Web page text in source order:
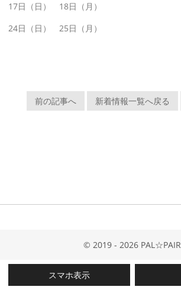
17日（日） 18日（月）
24日（日） 25日（月）
前の記事へ 新着情報一覧へ戻る
© 2019 - 2026 PAL☆PAIR
スマホ表示